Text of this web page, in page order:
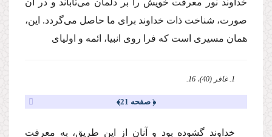
خداوند نور معرفت خویش را بر دلمان مى‌تاباند و در آن
صورت، شناخت ذات خداوند براى ما حاصل مى‌گردد. این،
همان مسیرى است كه فرا روى انبیا، ائمه و اولیاى
1. غافر (40)، 16.
﴿ صفحه 21﴾
خداوند گشوده بود و آنان از این طریق، به معرفت